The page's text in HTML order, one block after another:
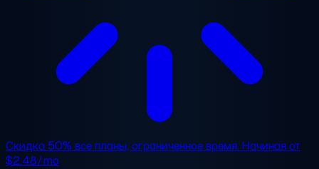
Скидка 50% все планы, ограниченное время. Начиная от
$2.48/mo